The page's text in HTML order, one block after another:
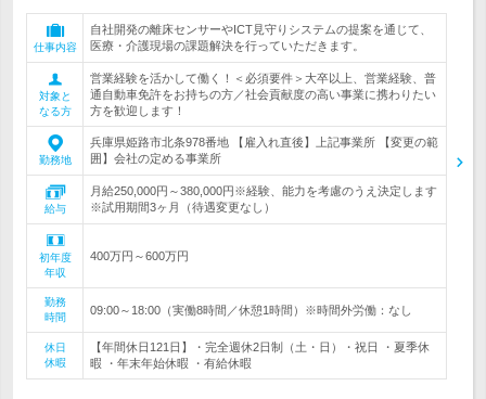
仕事内容
自社開発の離床センサーやICT見守りシステムの提案を通じて、
医療・介護現場の課題解決を行っていただきます。
対象と
なる方
営業経験を活かして働く！＜必須要件＞大卒以上、営業経験、普
通自動車免許をお持ちの方／社会貢献度の高い事業に携わりたい
方を歓迎します！
勤務地
兵庫県姫路市北条978番地 【雇入れ直後】上記事業所 【変更の範
囲】会社の定める事業所
給与
月給250,000円～380,000円※経験、能力を考慮のうえ決定します
※試用期間3ヶ月（待遇変更なし）
初年度
年収
400万円～600万円
勤務
時間
09:00～18:00（実働8時間／休憩1時間）※時間外労働：なし
休日
休暇
【年間休日121日】・完全週休2日制（土・日）・祝日 ・夏季休
暇 ・年末年始休暇 ・有給休暇